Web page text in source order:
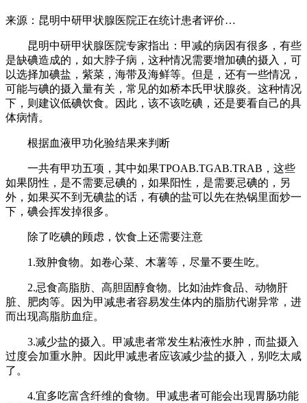
来源：昆明中研甲状腺医院正在统计患者评价…
昆明中研甲状腺医院专家指出：甲减的病因有很多，有些
是缺碘造成的，如大脖子病，这种情况需要增加碘的摄入，可
以选择加碘盐，紫菜，海带及海鲜等。但是，还有一些情况，
可能与碘的摄入量有关，常见的如桥本氏甲状腺炎。这种情况
下，则建议低碘饮食。因此，该不该吃碘，还是要看自己的具
体病情。
根据血液甲功化验结果来判断
一共有甲功五项，其中如果TPOAB.TGAB.TRAB，这些
如果阴性，是不需要忌碘的，如果阳性，是需要忌碘的，另
外，如果买不到无碘盐的话，有碘的盐可以先在热锅里面炒一
下，碘会挥发掉很多。
除了吃碘的顾虑，饮食上还需要注意
1.致肿食物。如卷心菜、木薯等，尽量不要生吃。
2.忌食高脂肪、高胆固醇食物。比如油炸食品、动物肝
脏、肥肉等。因为甲减患者容易发生体内的脂肪代谢异常，进
而出现高脂肪血症。
3.减少盐的摄入。甲减患者常发生粘液性水肿，而盐摄入
过度会加重水肿。因此甲减患者应该减少盐的摄入，别吃太咸
了。
4.宜多吃富含纤维的食物。甲减患者可能会出现胃肠功能